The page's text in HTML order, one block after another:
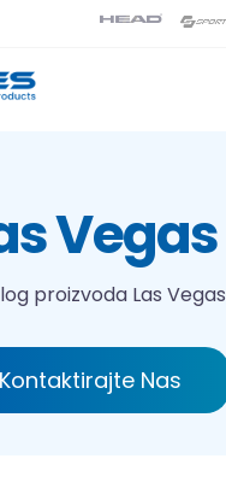
Vegas
proizvoda Las Vegas
Kontaktirajte Nas